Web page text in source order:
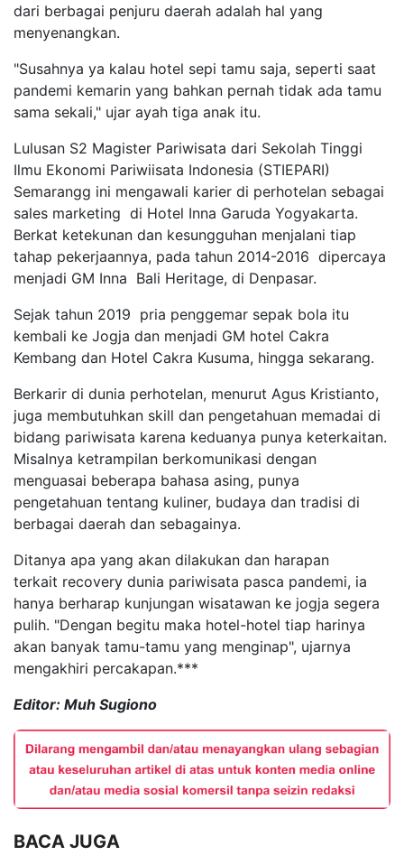
dari berbagai penjuru daerah adalah hal yang
menyenangkan.
"Susahnya ya kalau hotel sepi tamu saja, seperti saat
pandemi kemarin yang bahkan pernah tidak ada tamu
sama sekali," ujar ayah tiga anak itu.
Lulusan S2 Magister Pariwisata dari Sekolah Tinggi
Ilmu Ekonomi Pariwiisata Indonesia (STIEPARI)
Semarangg ini mengawali karier di perhotelan sebagai
sales marketing di Hotel Inna Garuda Yogyakarta.
Berkat ketekunan dan kesungguhan menjalani tiap
tahap pekerjaannya, pada tahun 2014-2016 dipercaya
menjadi GM Inna Bali Heritage, di Denpasar.
Sejak tahun 2019 pria penggemar sepak bola itu
kembali ke Jogja dan menjadi GM hotel Cakra
Kembang dan Hotel Cakra Kusuma, hingga sekarang.
Berkarir di dunia perhotelan, menurut Agus Kristianto,
juga membutuhkan skill dan pengetahuan memadai di
bidang pariwisata karena keduanya punya keterkaitan.
Misalnya ketrampilan berkomunikasi dengan
menguasai beberapa bahasa asing, punya
pengetahuan tentang kuliner, budaya dan tradisi di
berbagai daerah dan sebagainya.
Ditanya apa yang akan dilakukan dan harapan
terkait recovery dunia pariwisata pasca pandemi, ia
hanya berharap kunjungan wisatawan ke jogja segera
pulih. "Dengan begitu maka hotel-hotel tiap harinya
akan banyak tamu-tamu yang menginap", ujarnya
mengakhiri percakapan.***
Editor: Muh Sugiono
BACA JUGA